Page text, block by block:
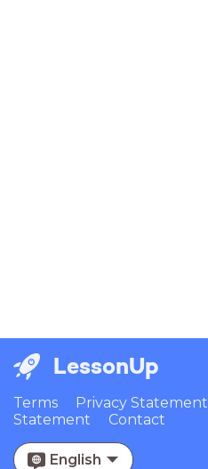
LessonUp
Terms Privacy Statement
Statement
Contact
English